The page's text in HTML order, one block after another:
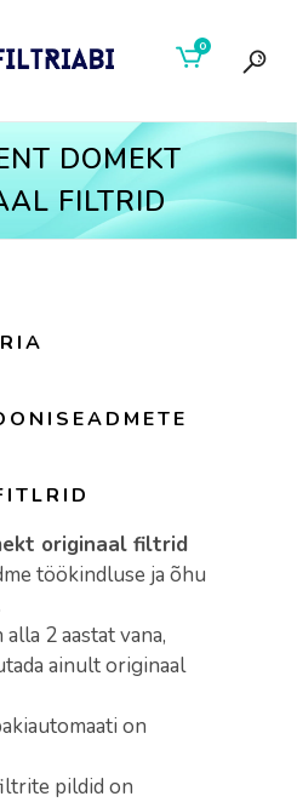
0
DOMEKT
FILTRID
originaal filtrid
töökindluse ja õhu
2 aastat vana,
ainult originaal
on
pildid on